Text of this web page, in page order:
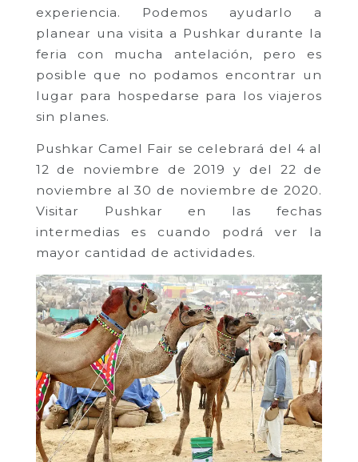
experiencia. Podemos ayudarlo a
planear una visita a Pushkar durante la
feria con mucha antelación, pero es
posible que no podamos encontrar un
lugar para hospedarse para los viajeros
sin planes.
Pushkar Camel Fair se celebrará del 4 al
12 de noviembre de 2019 y del 22 de
noviembre al 30 de noviembre de 2020.
Visitar Pushkar en las fechas
intermedias es cuando podrá ver la
mayor cantidad de actividades.